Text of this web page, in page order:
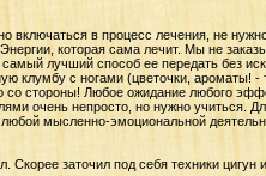
в процесс лечения, не
которая сама лечит. Мы не
лучший способ ее передать без
клумбу с ногами (цветочки, ароматы! -
со стороны! Любое ожидание любого
очень непросто, но нужно учиться.
мысленно-эмоциональной
заточил под себя техники цигун